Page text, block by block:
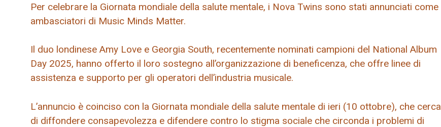
Per celebrare la Giornata mondiale della salute mentale, i Nova Twins sono stati annunciati come
ambasciatori di Music Minds Matter.
Il duo londinese Amy Love e Georgia South, recentemente nominati campioni del National Album
Day 2025, hanno offerto il loro sostegno all’organizzazione di beneficenza, che offre linee di
assistenza e supporto per gli operatori dell’industria musicale.
L’annuncio è coinciso con la Giornata mondiale della salute mentale di ieri (10 ottobre), che cerca
di diffondere consapevolezza e difendere contro lo stigma sociale che circonda i problemi di